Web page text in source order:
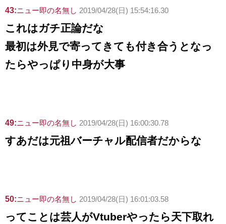
43:ニュー即の名無し 2019/04/28(日) 15:54:16.30
これはガチ正論だな
最初は外見で寄ってきても付き合うとなっ
たらやっぱり中身が大事
49:ニュー即の名無し 2019/04/28(日) 16:00:30.78
すあだは元祖バーチャル配信者だからな
50:ニュー即の名無し 2019/04/28(日) 16:01:03.58
ってことは芸人がVtuberやったら天下取れ